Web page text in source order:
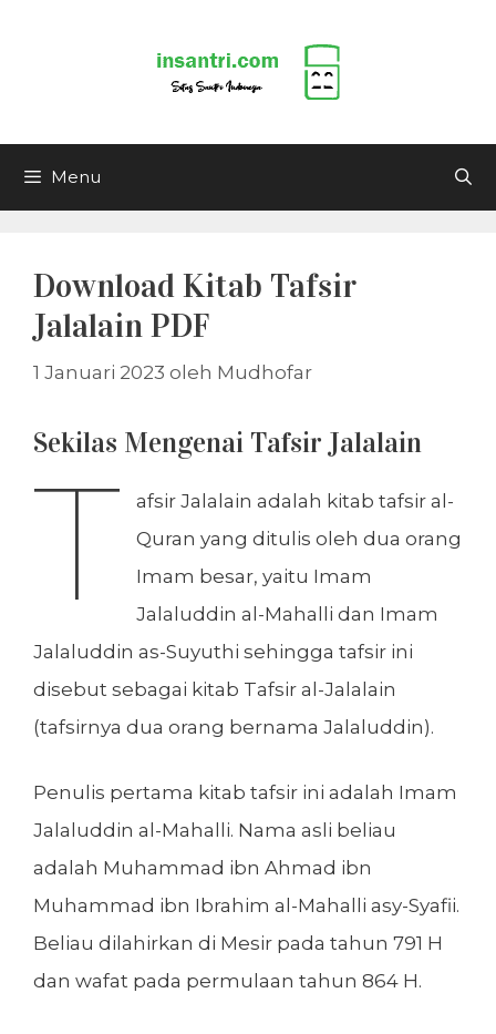
Menu
Download Kitab Tafsir
Jalalain PDF
1 Januari 2023 oleh Mudhofar
Sekilas Mengenai Tafsir Jalalain
T
afsir Jalalain adalah kitab tafsir al-
Quran yang ditulis oleh dua orang
Imam besar, yaitu Imam
Jalaluddin al-Mahalli dan Imam
Jalaluddin as-Suyuthi sehingga tafsir ini
disebut sebagai kitab Tafsir al-Jalalain
(tafsirnya dua orang bernama Jalaluddin).
Penulis pertama kitab tafsir ini adalah Imam
Jalaluddin al-Mahalli. Nama asli beliau
adalah Muhammad ibn Ahmad ibn
Muhammad ibn Ibrahim al-Mahalli asy-Syafii.
Beliau dilahirkan di Mesir pada tahun 791 H
dan wafat pada permulaan tahun 864 H.